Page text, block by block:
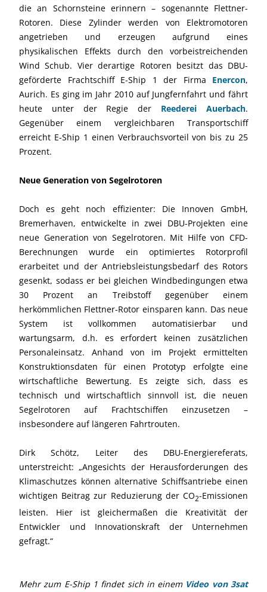
die an Schornsteine erinnern – sogenannte Flettner-
Rotoren. Diese Zylinder werden von Elektromotoren
angetrieben und erzeugen aufgrund eines
physikalischen Effekts durch den vorbeistreichenden
Wind Schub. Vier derartige Rotoren besitzt das DBU-
geförderte Frachtschiff E-Ship 1 der Firma Enercon,
Aurich. Es ging im Jahr 2010 auf Jungfernfahrt und fährt
heute unter der Regie der Reederei Auerbach.
Gegenüber einem vergleichbaren Transportschiff
erreicht E-Ship 1 einen Verbrauchsvorteil von bis zu 25
Prozent.
Neue Generation von Segelrotoren
Doch es geht noch effizienter: Die Innoven GmbH,
Bremerhaven, entwickelte in zwei DBU-Projekten eine
neue Generation von Segelrotoren. Mit Hilfe von CFD-
Berechnungen wurde ein optimiertes Rotorprofil
erarbeitet und der Antriebsleistungsbedarf des Rotors
gesenkt, sodass er bei gleichen Windbedingungen etwa
30 Prozent an Treibstoff gegenüber einem
herkömmlichen Flettner-Rotor einsparen kann. Das neue
System ist vollkommen automatisierbar und
wartungsarm, d.h. es erfordert keinen zusätzlichen
Personaleinsatz. Anhand von im Projekt ermittelten
Konstruktionsdaten für einen Prototyp erfolgte eine
wirtschaftliche Bewertung. Es zeigte sich, dass es
technisch und wirtschaftlich sinnvoll ist, die neuen
Segelrotoren auf Frachtschiffen einzusetzen –
insbesondere auf längeren Fahrtrouten.
Dirk Schötz, Leiter des DBU-Energiereferats,
unterstreicht: „Angesichts der Herausforderungen des
Klimaschutzes können alternative Schiffsantriebe einen
wichtigen Beitrag zur Reduzierung der CO2-Emissionen
leisten. Hier ist gleichermaßen die Kreativität der
Entwickler und Innovationskraft der Unternehmen
gefragt.“
Mehr zum E-Ship 1 findet sich in einem Video von 3sat